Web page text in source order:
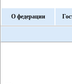
О федерации